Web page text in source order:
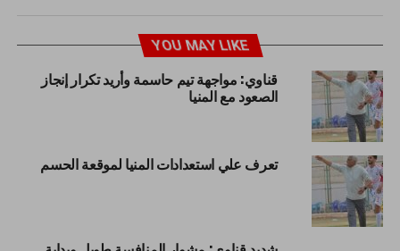
YOU MAY LIKE
قناوي: مواجهة تيم حاسمة وأريد تكرار إنجاز
الصعود مع المنيا
تعرف علي استعدادات المنيا لموقعة الحسم